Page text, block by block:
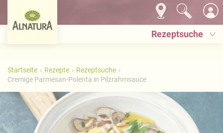
Rezeptsuche
Startseite Rezepte
Rezeptsuche
Cremige Parmesan-Polenta in Pilzrahmsauce